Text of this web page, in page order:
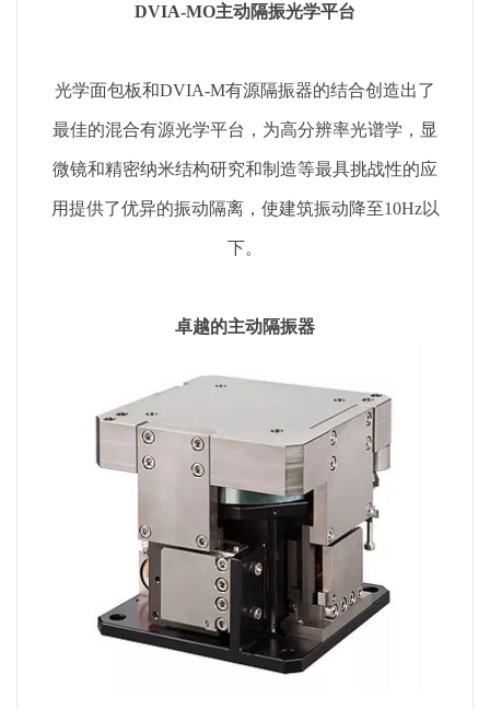
DVIA-MO主动隔振光学平台
光学面包板和DVIA-M有源隔振器的结合创造出了
最佳的混合有源光学平台，为高分辨率光谱学，显
微镜和精密纳米结构研究和制造等最具挑战性的应
用提供了优异的振动隔离，使建筑振动降至10Hz以
下。
卓越的主动隔振器